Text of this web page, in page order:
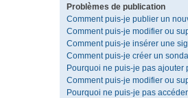
Problèmes de publication
Comment puis-je publier un
Comment puis-je modifier ou
Comment puis-je insérer une
Comment puis-je créer un
Pourquoi ne puis-je pas ajouter
Comment puis-je modifier ou
Pourquoi ne puis-je pas